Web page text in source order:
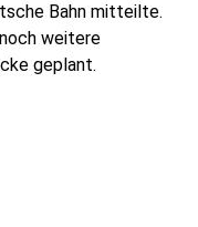
Bahn mitteilte.
weitere
geplant.